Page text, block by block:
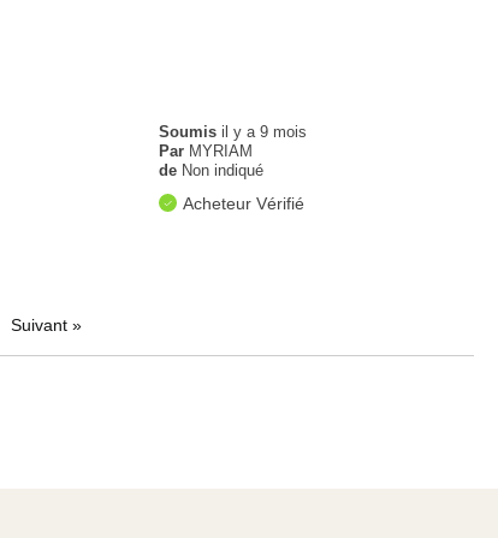
Soumisil y a 9 mois
Par MYRIAM
de Non indiqué
Acheteur Vérifié
Suivant »